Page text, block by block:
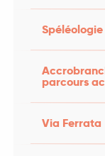
Spéléologie
parcours
Via Ferrata
aux
corps par
ma
et
7 à 12 ans